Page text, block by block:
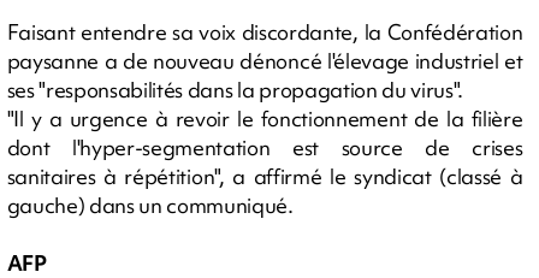
Faisant entendre sa voix discordante, la Confédération
paysanne a de nouveau dénoncé l'élevage industriel et
ses "responsabilités dans la propagation du virus".
"Il y a urgence à revoir le fonctionnement de la filière
dont l'hyper-segmentation est source de crises
sanitaires à répétition", a affirmé le syndicat (classé à
gauche) dans un communiqué.
AFP